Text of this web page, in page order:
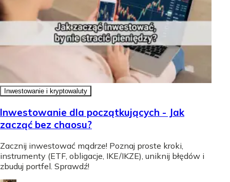
Inwestowanie i kryptowaluty
Inwestowanie dla początkujących - Jak
zacząć bez chaosu?
Zacznij inwestować mądrze! Poznaj proste kroki,
instrumenty (ETF, obligacje, IKE/IKZE), uniknij błędów i
zbuduj portfel. Sprawdź!